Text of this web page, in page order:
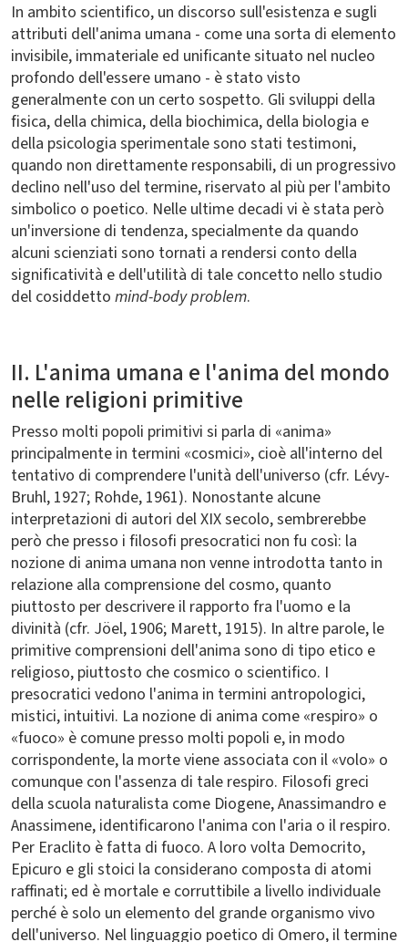
In ambito scientifico, un discorso sull'esistenza e sugli
attributi dell'anima umana - come una sorta di elemento
invisibile, immateriale ed unificante situato nel nucleo
profondo dell'essere umano - è stato visto
generalmente con un certo sospetto. Gli sviluppi della
fisica, della chimica, della biochimica, della biologia e
della psicologia sperimentale sono stati testimoni,
quando non direttamente responsabili, di un progressivo
declino nell'uso del termine, riservato al più per l'ambito
simbolico o poetico. Nelle ultime decadi vi è stata però
un'inversione di tendenza, specialmente da quando
alcuni scienziati sono tornati a rendersi conto della
significatività e dell'utilità di tale concetto nello studio
del cosiddetto mind-body problem.
II. L'anima umana e l'anima del mondo
nelle religioni primitive
Presso molti popoli primitivi si parla di «anima»
principalmente in termini «cosmici», cioè all'interno del
tentativo di comprendere l'unità dell'universo (cfr. Lévy-
Bruhl, 1927; Rohde, 1961). Nonostante alcune
interpretazioni di autori del XIX secolo, sembrerebbe
però che presso i filosofi presocratici non fu così: la
nozione di anima umana non venne introdotta tanto in
relazione alla comprensione del cosmo, quanto
piuttosto per descrivere il rapporto fra l'uomo e la
divinità (cfr. Jöel, 1906; Marett, 1915). In altre parole, le
primitive comprensioni dell'anima sono di tipo etico e
religioso, piuttosto che cosmico o scientifico. I
presocratici vedono l'anima in termini antropologici,
mistici, intuitivi. La nozione di anima come «respiro» o
«fuoco» è comune presso molti popoli e, in modo
corrispondente, la morte viene associata con il «volo» o
comunque con l'assenza di tale respiro. Filosofi greci
della scuola naturalista come Diogene, Anassimandro e
Anassimene, identificarono l'anima con l'aria o il respiro.
Per Eraclito è fatta di fuoco. A loro volta Democrito,
Epicuro e gli stoici la considerano composta di atomi
raffinati; ed è mortale e corruttibile a livello individuale
perché è solo un elemento del grande organismo vivo
dell'universo. Nel linguaggio poetico di Omero, il termine